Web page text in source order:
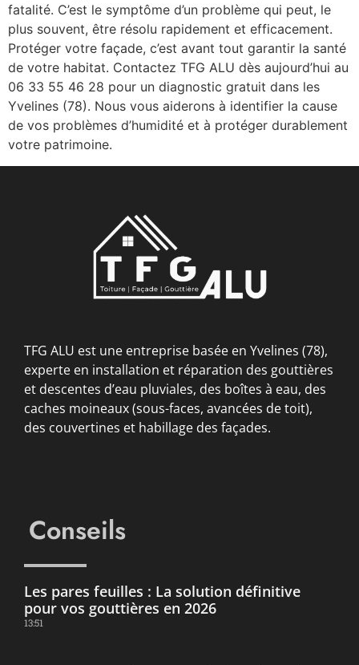
fatalité. C’est le symptôme d’un problème qui peut, le
plus souvent, être résolu rapidement et efficacement.
Protéger votre façade, c’est avant tout garantir la santé
de votre habitat. Contactez TFG ALU dès aujourd’hui au
06 33 55 46 28 pour un diagnostic gratuit dans les
Yvelines (78). Nous vous aiderons à identifier la cause
de vos problèmes d’humidité et à protéger durablement
votre patrimoine.
TFG ALU est une entreprise basée en Yvelines (78),
experte en installation et réparation des gouttières
et descentes d’eau pluviales, des boîtes à eau, des
caches moineaux (sous-faces, avancées de toit),
des couvertines et habillage des façades.
Conseils
Les pares feuilles : La solution définitive
pour vos gouttières en 2026
13:51